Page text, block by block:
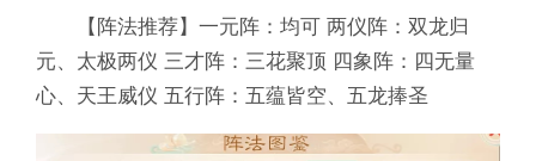
【阵法推荐】一元阵：均可 两仪阵：双龙归
元、太极两仪 三才阵：三花聚顶 四象阵：四无量
心、天王威仪 五行阵：五蕴皆空、五龙捧圣